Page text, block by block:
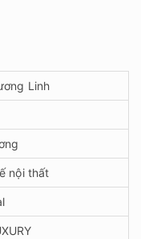
Linh
nội thất